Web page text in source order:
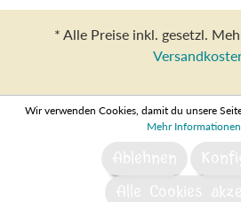
* Alle Preise inkl. gesetzl.
Wir verwenden Cookies, damit du unsere
Mehr